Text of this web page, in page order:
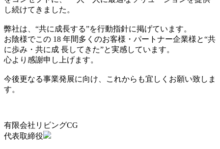
し続けてきました。
弊社は、“共に成長する”を行動指針に掲げています。
お陰様でこの 18 年間多くのお客様・パートナー企業様と“共
に歩み・共に成 長してきた”と実感しています。
心より感謝申し上げます。
今後更なる事業発展に向け、これからも宜しくお願い致しま
す。
有限会社リビングCG
代表取締役